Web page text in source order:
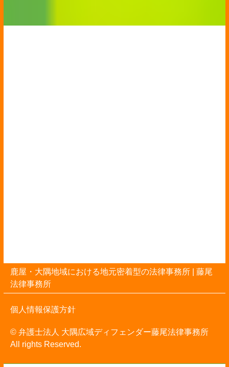
鹿屋・大隅地域における地元密着型の法律事務所 | 藤尾
法律事務所
個人情報保護方針
© 弁護士法人 大隅広域ディフェンダー藤尾法律事務所
All rights Reserved.